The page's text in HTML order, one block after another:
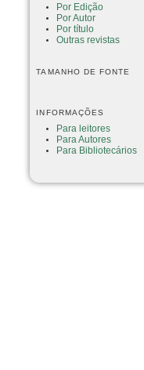
Por Edição
Por Autor
Por título
Outras revistas
TAMANHO DE FONTE
INFORMAÇÕES
Para leitores
Para Autores
Para Bibliotecários